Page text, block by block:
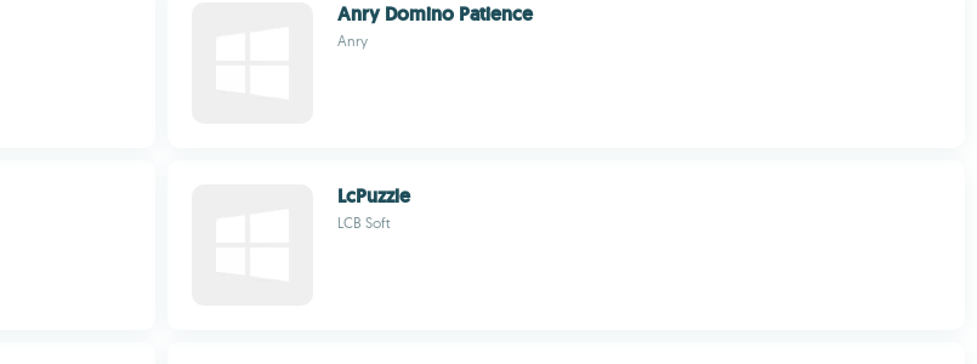
Anry Domino Patience
Anry
LcPuzzle
LCB Soft